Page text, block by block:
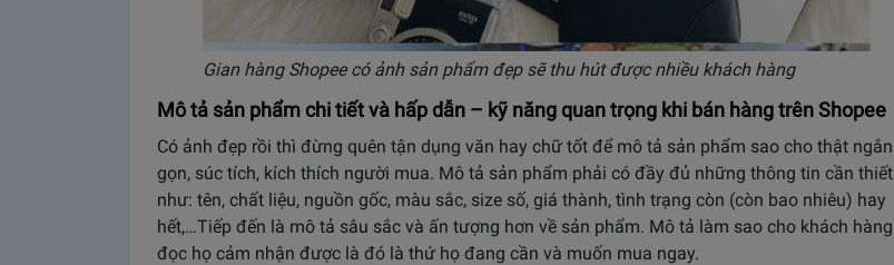
Gian hàng Shopee có ảnh sản phẩm đẹp sẽ thu hút được nhiều khách hàng
Mô tả sản phẩm chi tiết và hấp dẫn – kỹ năng quan trọng khi bán hàng trên Shopee
Có ảnh đẹp rồi thì đừng quên tận dụng văn hay chữ tốt để mô tả sản phẩm sao cho thật ngắn
gọn, súc tích, kích thích người mua. Mô tả sản phẩm phải có đầy đủ những thông tin cần thiết
như: tên, chất liệu, nguồn gốc, màu sắc, size số, giá thành, tình trạng còn (còn bao nhiêu) hay
hết,…Tiếp đến là mô tả sâu sắc và ấn tượng hơn về sản phẩm. Mô tả làm sao cho khách hàng
đọc họ cảm nhận được là đó là thứ họ đang cần và muốn mua ngay.